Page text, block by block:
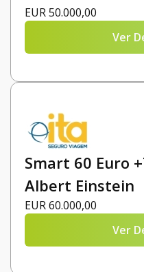
EUR 50.000,00
Ver
Smart 60 Euro
Albert Einstein
EUR 60.000,00
Ver